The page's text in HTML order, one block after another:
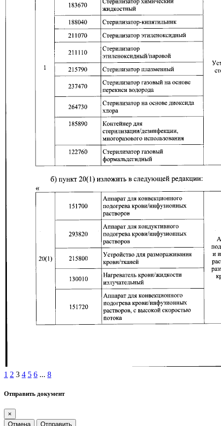
1 2 3 4 5 6 ... 8
Отправить документ
×
Отмена
Отправить